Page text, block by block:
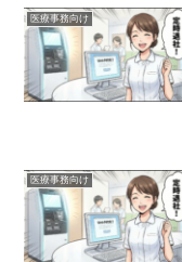
医療事務向け
医療事務向け